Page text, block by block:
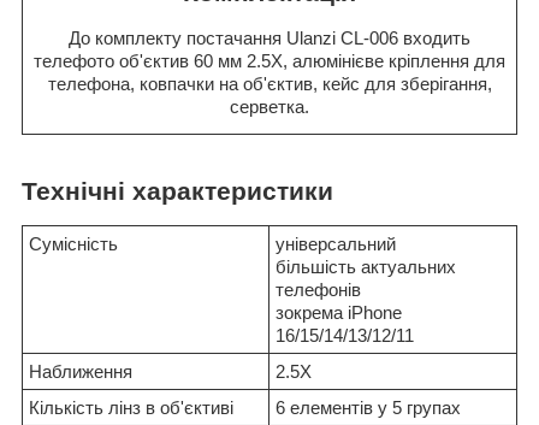
До комплекту постачання Ulanzi CL-006 входить
телефото об'єктив 60 мм 2.5X, алюмінієве кріплення для
телефона, ковпачки на об'єктив, кейс для зберігання,
серветка.
Технічні характеристики
Сумісність
універсальний
більшість актуальних
телефонів
зокрема iPhone
16/15/14/13/12/11
Наближення
2.5X
Кількість лінз в об'єктиві
6 елементів у 5 групах